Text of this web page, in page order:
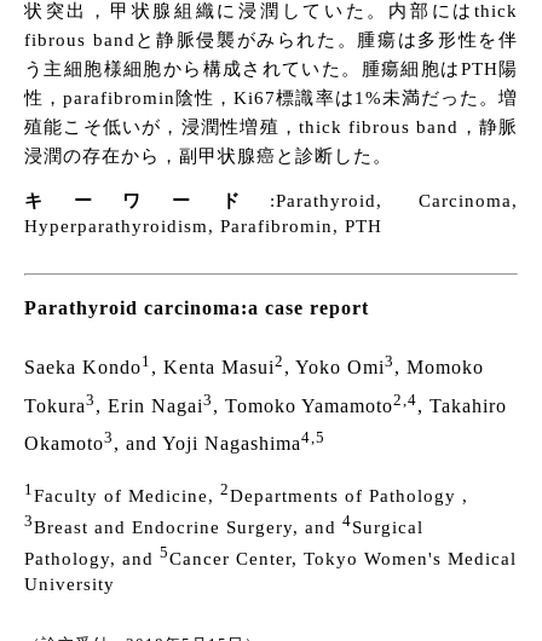
状突出，甲状腺組織に浸潤していた。内部にはthick
fibrous bandと静脈侵襲がみられた。腫瘍は多形性を伴
う主細胞様細胞から構成されていた。腫瘍細胞はPTH陽
性，parafibromin陰性，Ki67標識率は1%未満だった。増
殖能こそ低いが，浸潤性増殖，thick fibrous band，静脈
浸潤の存在から，副甲状腺癌と診断した。
キーワード :Parathyroid, Carcinoma,
Hyperparathyroidism, Parafibromin, PTH
Parathyroid carcinoma:a case report
Saeka Kondo1 , Kenta Masui2 , Yoko Omi3 , Momoko
Tokura3 , Erin Nagai3 , Tomoko Yamamoto2,4, Takahiro
Okamoto3 , and Yoji Nagashima4,5
1Faculty of Medicine, 2Departments of Pathology ,
3Breast and Endocrine Surgery, and 4Surgical
Pathology, and 5Cancer Center, Tokyo Women's Medical
University